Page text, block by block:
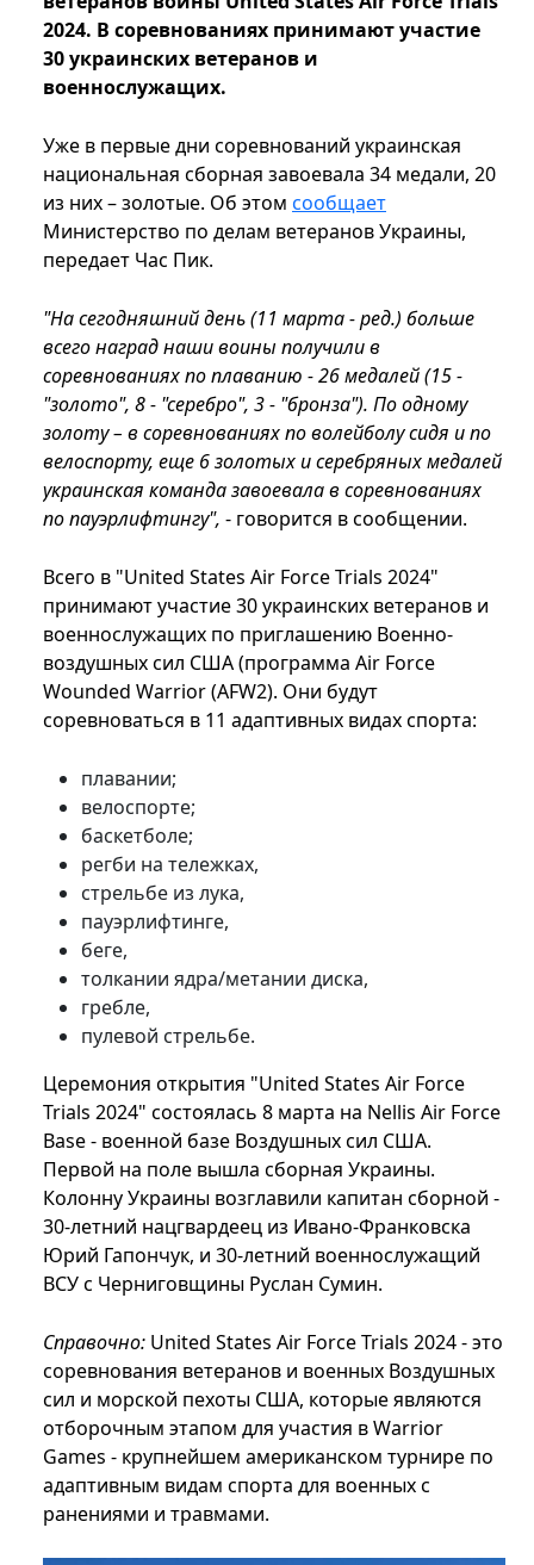
2024. В соревнованиях принимают участие
30 украинских ветеранов и
военнослужащих.
Уже в первые дни соревнований украинская
национальная сборная завоевала 34 медали, 20
из них – золотые. Об этом сообщает
Министерство по делам ветеранов Украины,
передает Час Пик.
"На сегодняшний день (11 марта - ред.) больше
всего наград наши воины получили в
соревнованиях по плаванию - 26 медалей (15 -
"золото", 8 - "серебро", 3 - "бронза"). По одному
золоту – в соревнованиях по волейболу сидя и по
велоспорту, еще 6 золотых и серебряных медалей
украинская команда завоевала в соревнованиях
по пауэрлифтингу", - говорится в сообщении.
Всего в "United States Air Force Trials 2024"
принимают участие 30 украинских ветеранов и
военнослужащих по приглашению Военно-
воздушных сил США (программа Air Force
Wounded Warrior (AFW2). Они будут
соревноваться в 11 адаптивных видах спорта:
плавании;
велоспорте;
баскетболе;
регби на тележках,
стрельбе из лука,
пауэрлифтинге,
беге,
толкании ядра/метании диска,
гребле,
пулевой стрельбе.
Церемония открытия "United States Air Force
Trials 2024" состоялась 8 марта на Nellis Air Force
Base - военной базе Воздушных сил США.
Первой на поле вышла сборная Украины.
Колонну Украины возглавили капитан сборной -
30-летний нацгвардеец из Ивано-Франковска
Юрий Гапончук, и 30-летний военнослужащий
ВСУ с Черниговщины Руслан Сумин.
Справочно: United States Air Force Trials 2024 - это
соревнования ветеранов и военных Воздушных
сил и морской пехоты США, которые являются
отборочным этапом для участия в Warrior
Games - крупнейшем американском турнире по
адаптивным видам спорта для военных с
ранениями и травмами.